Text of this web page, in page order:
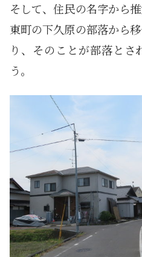
そして、住民の名字から
東町の下久原の部落から
り、そのことが部落と
う。